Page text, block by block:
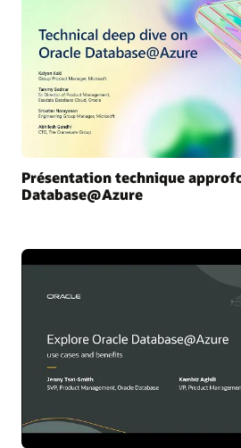
Présentation technique
Database@Azure